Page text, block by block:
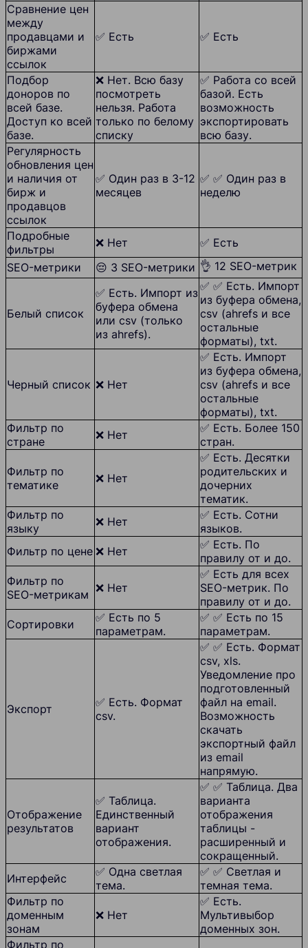
Сравнение цен
между
продавцами и
биржами
ссылок
✅ Есть ✅ Есть
Подбор
доноров по
всей базе.
Доступ ко всей
базе.
❌ Нет. Всю базу
посмотреть
нельзя. Работа
только по белому
списку
✅ Работа со всей
базой. Есть
возможность
экспортировать
всю базу.
Регулярность
обновления цен
и наличия от
бирж и
продавцов
ссылок
✅ Один раз в 3-12
месяцев
✅ ✅ Один раз в
неделю
Подробные
фильтры
❌ Нет
✅ Есть
SEO-метрики
😔 3 SEO-метрики 👌 12 SEO-метрик
Белый список
✅ Есть. Импорт из
буфера обмена
или csv (только
из ahrefs).
✅ ✅ Есть. Импорт
из буфера обмена,
csv (ahrefs и все
остальные
форматы), txt.
Черный список ❌ Нет
✅ Есть. Импорт
из буфера обмена,
csv (ahrefs и все
остальные
форматы), txt.
Фильтр по
стране
❌ Нет
✅ Есть. Более 150
стран.
Фильтр по
тематике
❌ Нет
✅ Есть. Десятки
родительских и
дочерних
тематик.
Фильтр по
языку
❌ Нет
✅ Есть. Сотни
языков.
Фильтр по цене ❌ Нет
✅ Есть. По
правилу от и до.
Фильтр по
SEO-метрикам ❌ Нет
✅ Есть для всех
SEO-метрик. По
правилу от и до.
Сортировки
✅ Есть по 5
параметрам.
✅ ✅ Есть по 15
параметрам.
Экспорт
✅ Есть. Формат
csv.
✅ ✅ Есть. Формат
csv, xls.
Уведомление про
подготовленный
файл на email.
Возможность
скачать
экспортный файл
из email
напрямую.
Отображение
результатов
✅ Таблица.
Единственный
вариант
отображения.
✅ ✅ Таблица. Два
варианта
отображения
таблицы -
расширенный и
сокращенный.
Интерфейс
✅ Одна светлая
тема.
✅ ✅ Светлая и
темная тема.
Фильтр по
доменным
зонам
❌ Нет
✅ Есть.
Мультивыбор
доменных зон.
Фильтр по